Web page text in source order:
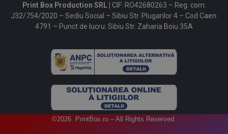
Print Box Production SRL | CIF: RO42680263 – Reg. com:
J32/754/2020 – Sediu Social – Sibiu Str. Plugarilor 4 – Cod Caen:
4791 – Punct de lucru: Sibiu Str. Zaharia Boiu 35A
©2026. PrintBox.ro – All Rights Reserved.